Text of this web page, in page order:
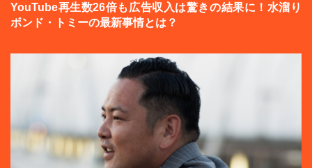
YouTube再生数26倍も広告収入は驚きの結果に！水溜り
ボンド・トミーの最新事情とは？